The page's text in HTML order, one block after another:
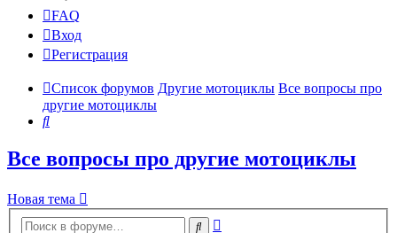
FAQ
Вход
Регистрация
Список форумов Другие мотоциклы Все вопросы про
другие мотоциклы
Поиск
Все вопросы про другие мотоциклы
Новая тема
Поиск